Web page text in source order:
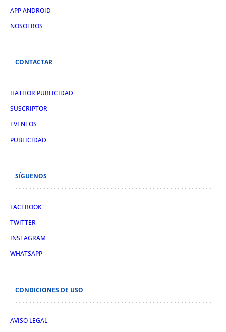
APP ANDROID
NOSOTROS
CONTACTAR
HATHOR PUBLICIDAD
SUSCRIPTOR
EVENTOS
PUBLICIDAD
SÍGUENOS
FACEBOOK
TWITTER
INSTAGRAM
WHATSAPP
CONDICIONES DE USO
AVISO LEGAL